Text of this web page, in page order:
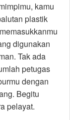
kamu
plastik
digunakan
Tak ada
petugas
dengan
Begitu
pelayat.